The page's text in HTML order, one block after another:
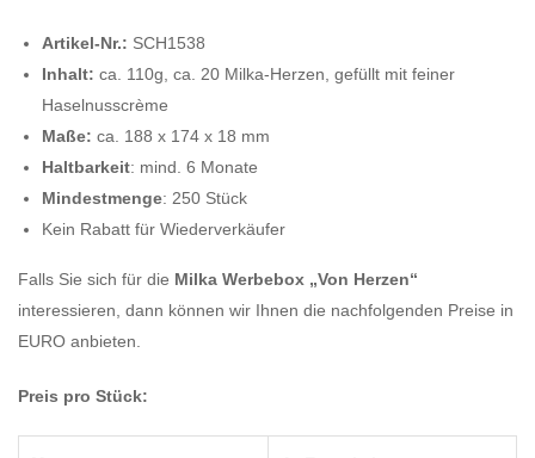
Artikel-Nr.: SCH1538
Inhalt: ca. 110g, ca. 20 Milka-Herzen, gefüllt mit feiner
Haselnusscrème
Maße: ca. 188 x 174 x 18 mm
Haltbarkeit: mind. 6 Monate
Mindestmenge: 250 Stück
Kein Rabatt für Wiederverkäufer
Falls Sie sich für die Milka Werbebox „Von Herzen“
interessieren, dann können wir Ihnen die nachfolgenden Preise in
EURO anbieten.
Preis pro Stück: